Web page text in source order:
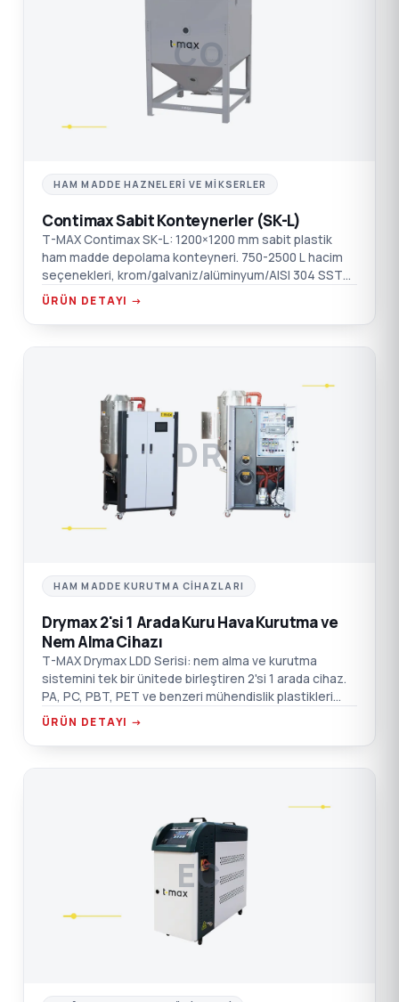
CO
HAM MADDE HAZNELERI VE MIKSERLER
Contimax Sabit Konteynerler (SK-L)
T-MAX Contimax SK-L: 1200×1200 mm sabit plastik
ham madde depolama konteyneri. 750-2500 L hacim
seçenekleri, krom/galvaniz/alüminyum/AISI 304 SST
malzeme opsiyonları.
ÜRÜN DETAYI →
DR
HAM MADDE KURUTMA CIHAZLARI
Drymax 2'si 1 Arada Kuru Hava Kurutma ve
Nem Alma Cihazı
T-MAX Drymax LDD Serisi: nem alma ve kurutma
sistemini tek bir ünitede birleştiren 2'si 1 arada cihaz.
PA, PC, PBT, PET ve benzeri mühendislik plastikleri
için.
ÜRÜN DETAYI →
EC